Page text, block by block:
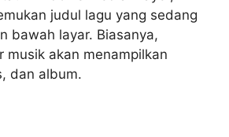
judul lagu yang sedang
bawah layar. Biasanya,
musik akan menampilkan
dan album.